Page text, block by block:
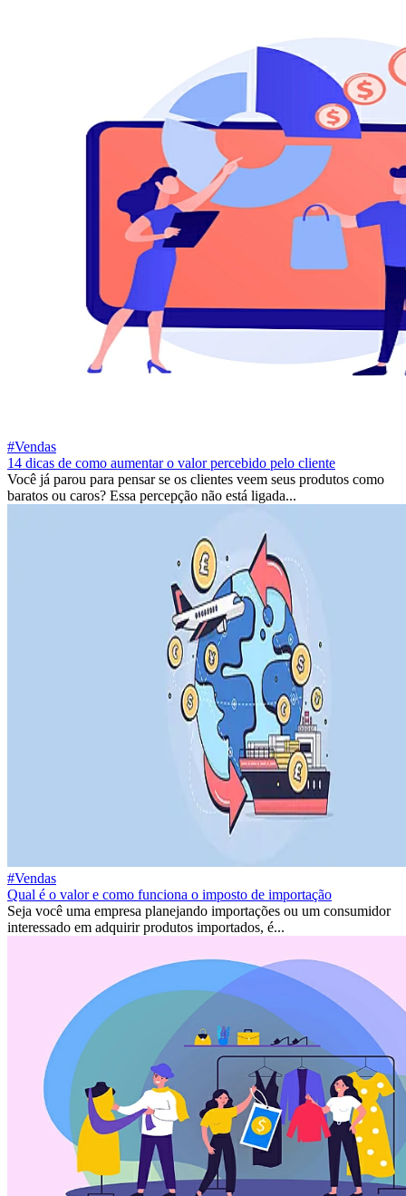
#Vendas
14 dicas de como aumentar o valor percebido pelo cliente
Você já parou para pensar se os clientes veem seus produtos como
baratos ou caros? Essa percepção não está ligada...
#Vendas
Qual é o valor e como funciona o imposto de importação
Seja você uma empresa planejando importações ou um consumidor
interessado em adquirir produtos importados, é...